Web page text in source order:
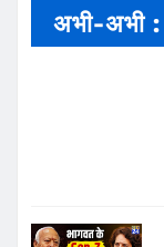
अभी-अभी :